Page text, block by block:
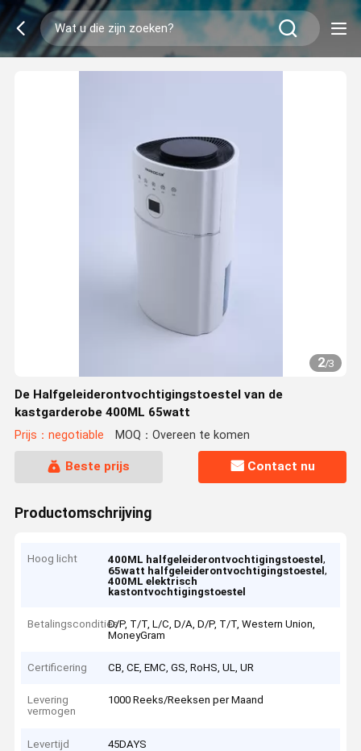
2/3
De Halfgeleiderontvochtigingstoestel van de
kastgarderobe 400ML 65watt
Prijs：negotiable MOQ：Overeen te komen
Beste prijs Contact nu
Productomschrijving
Hoog licht 400ML halfgeleiderontvochtigingstoestel,
65watt halfgeleiderontvochtigingstoestel,
400ML elektrisch
kastontvochtigingstoestel
BetalingsconditiesD/P, T/T, L/C, D/A, D/P, T/T, Western Union,
MoneyGram
Certificering CB, CE, EMC, GS, RoHS, UL, UR
Levering
vermogen
1000 Reeks/Reeksen per Maand
Levertijd 45DAYS